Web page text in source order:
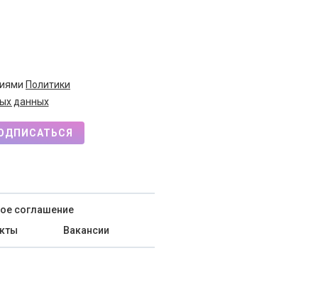
Политики
данных
соглашение
Вакансии